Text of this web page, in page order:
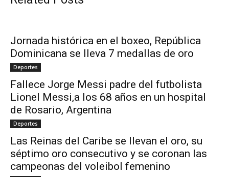
Jornada histórica en el boxeo, República
Dominicana se lleva 7 medallas de oro
Deportes
Fallece Jorge Messi padre del futbolista
Lionel Messi,a los 68 años en un hospital
de Rosario, Argentina
Deportes
Las Reinas del Caribe se llevan el oro, su
séptimo oro consecutivo y se coronan las
campeonas del voleibol femenino